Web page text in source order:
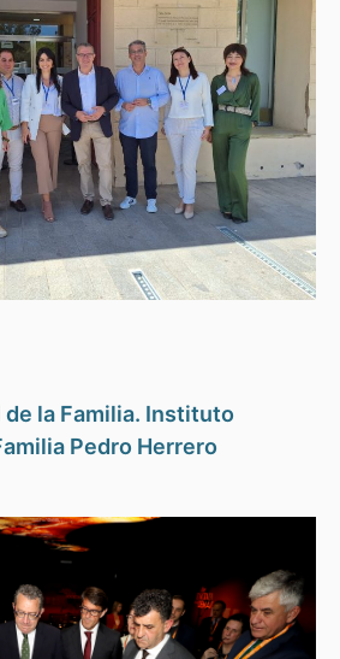
la Familia. Instituto
Pedro Herrero